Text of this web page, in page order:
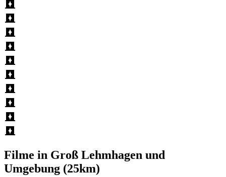
Filme in Groß Lehmhagen und
Umgebung (25km)